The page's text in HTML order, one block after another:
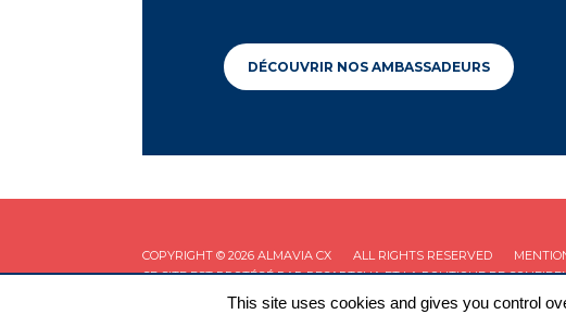
DÉCOUVRIR NOS AMBASSADEURS
COPYRIGHT © 2026 ALMAVIA CX ALL RIGHTS RESERVED
CE SITE EST PROTÉGÉ PAR RECAPTCHA ET LAPOLITIQUE DE
This site uses cookies and gives you control